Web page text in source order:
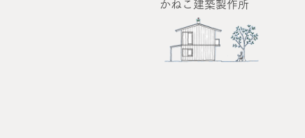
​かねこ建築製作所